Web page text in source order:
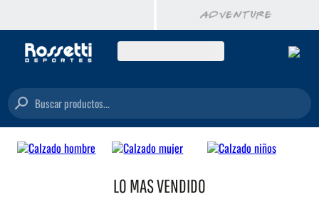
Buscar productos...
LO MAS VENDIDO